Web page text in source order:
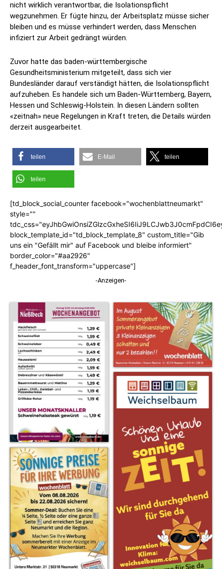
nicht wirklich verantwortbar, die Isolationspflicht
wegzunehmen. Er fügte hinzu, der Arbeitsplatz müsse sicher
bleiben und es müsse verhindert werden, dass Menschen
infiziert zur Arbeit gedrängt würden.
Zuvor hatte das baden-württembergische
Gesundheitsministerium mitgeteilt, dass sich vier
Bundesländer darauf verständigt hätten, die Isolationspflicht
aufzuheben. Es handele sich um Baden-Württemberg, Bayern,
Hessen und Schleswig-Holstein. In diesen Ländern sollten
«zeitnah» neue Regelungen in Kraft treten, die Details würden
derzeit ausgearbeitet.
teilen E-Mail teilen
teilen
[td_block_social_counter facebook="wochenblattneumarkt"
style=""
block_template_id="td_block_template_8" custom_title="Gib
uns ein "Gefällt mir" auf Facebook und bleibe informiert"
border_color="#aa2926"
f_header_font_transform="uppercase"]
-Anzeigen-